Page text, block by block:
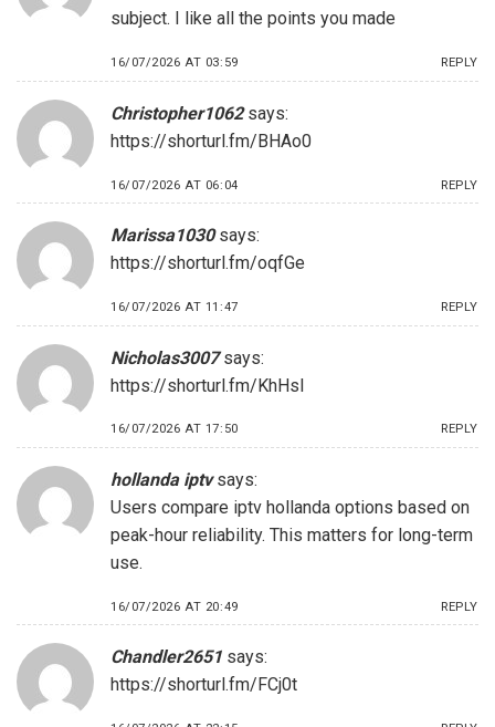
subject. I like all the points you made
16/07/2026 AT 03:59 REPLY
Christopher1062 says:
https://shorturl.fm/BHAo0
16/07/2026 AT 06:04 REPLY
Marissa1030 says:
https://shorturl.fm/oqfGe
16/07/2026 AT 11:47 REPLY
Nicholas3007 says:
https://shorturl.fm/KhHsI
16/07/2026 AT 17:50 REPLY
hollanda iptv says:
Users compare iptv hollanda options based on
peak-hour reliability. This matters for long-term
use.
16/07/2026 AT 20:49 REPLY
Chandler2651 says:
https://shorturl.fm/FCj0t